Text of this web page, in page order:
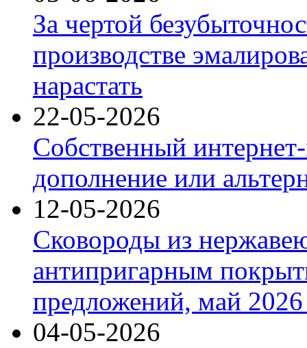
За чертой
производстве
нарастать
22-05-2026
Собственный
дополнение или
12-05-2026
Сковороды из
антипригарным
предложений, май 2026
04-05-2026